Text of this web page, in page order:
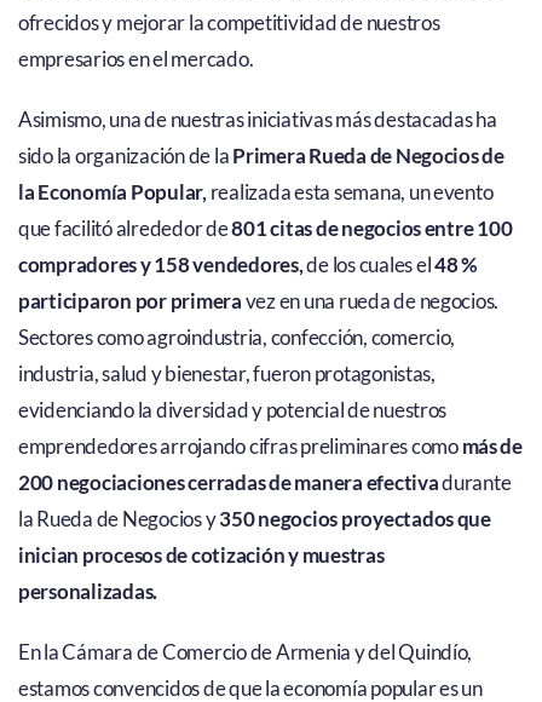
ofrecidos y mejorar la competitividad de nuestros
empresarios en el mercado.
Asimismo, una de nuestras iniciativas más destacadas ha
sido la organización de laPrimera Rueda de Negocios de
la Economía Popular, realizada esta semana, un evento
que facilitó alrededor de801 citas de negocios entre 100
compradores y 158 vendedores,de los cuales el48 %
participaron por primeravez en una rueda de negocios.
Sectores como agroindustria, confección, comercio,
industria, salud y bienestar, fueron protagonistas,
evidenciando la diversidad y potencial de nuestros
emprendedores arrojando cifras preliminares comomás de
200 negociaciones cerradas de manera efectivadurante
la Rueda de Negocios y350 negocios proyectados que
inician procesos de cotización y muestras
personalizadas.
En la Cámara de Comercio de Armenia y del Quindío,
estamos convencidos de que la economía popular es un